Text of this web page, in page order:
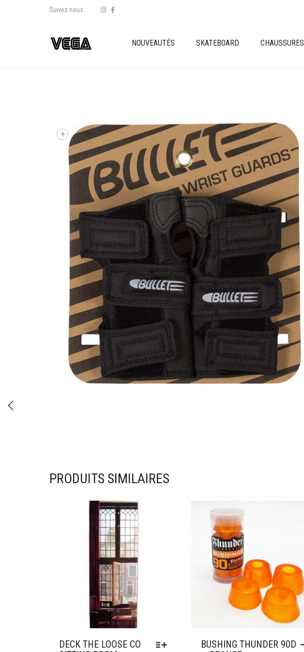
Suivez nous :
NOUVEAUTÉS SKATEBOARD CHAUSSURES
+
PRODUITS SIMILAIRES
Ajouter à mes favoris
DECK THE LOOSE CO
Ajouter à mes favoris
BUSHING THUNDER 90D